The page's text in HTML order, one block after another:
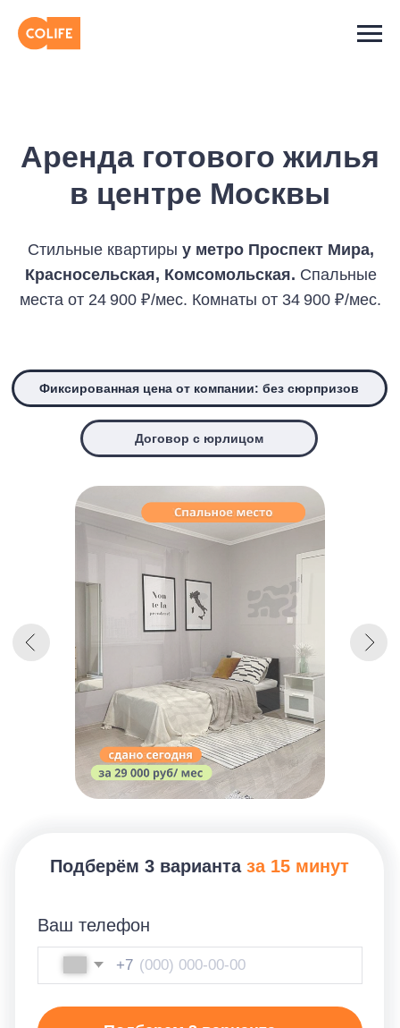
Стильные квартиры
Красносельская, Комсомольская.
Спальные
места от 24 900 ₽/мес. Комнаты от 34 900 ₽/мес.
Ваш телефон
+7
Подберем 3 варианта →
Я даю согласие наобработку
персональных данных
и согласен(-а) сполитикой
Подберём 3 варианта за 15 минут
Фиксированная цена от компании: без сюрпризов